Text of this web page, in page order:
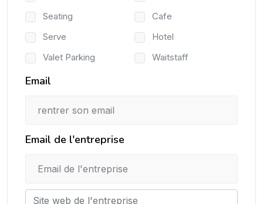
Seating
Cafe
Serve
Hotel
Valet Parking
Waitstaff
Email
Email de l'entreprise